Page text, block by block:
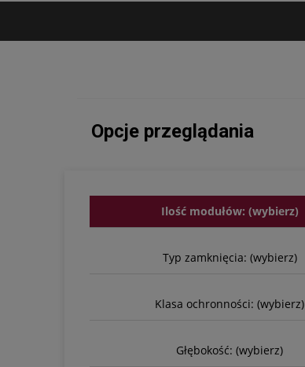
Opcje przeglądania
Ilość modułów: (wybierz)
Typ zamknięcia: (wybierz)
Klasa ochronności: (wybierz)
Głębokość: (wybierz)